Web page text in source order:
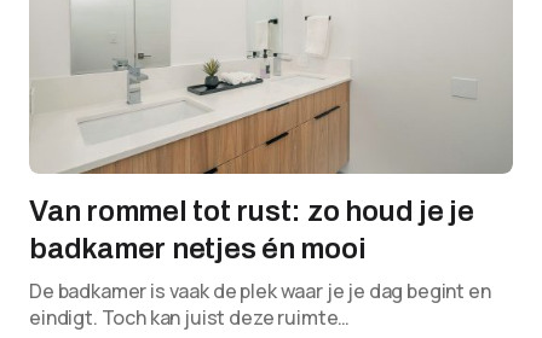
Van rommel tot rust: zo houd je je
badkamer netjes én mooi
De badkamer is vaak de plek waar je je dag begint en
eindigt. Toch kan juist deze ruimte…